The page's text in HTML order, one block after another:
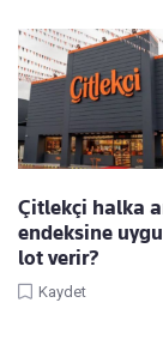
Çitlekçi halka
endeksine
lot verir?
Kaydet